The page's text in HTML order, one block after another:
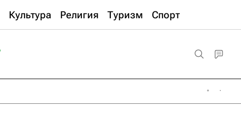
Культура Религия Туризм Спорт